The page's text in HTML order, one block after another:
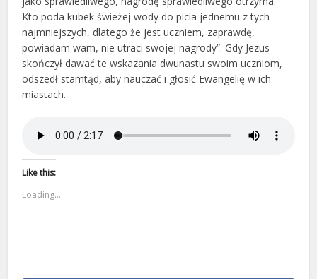
Kto poda kubek świeżej wody do picia jednemu z tych
najmniejszych, dlatego że jest uczniem, zaprawdę,
powiadam wam, nie utraci swojej nagrody”. Gdy Jezus
skończył dawać te wskazania dwunastu swoim uczniom,
odszedł stamtąd, aby nauczać i głosić Ewangelię w ich
miastach.
Like this:
Loading...